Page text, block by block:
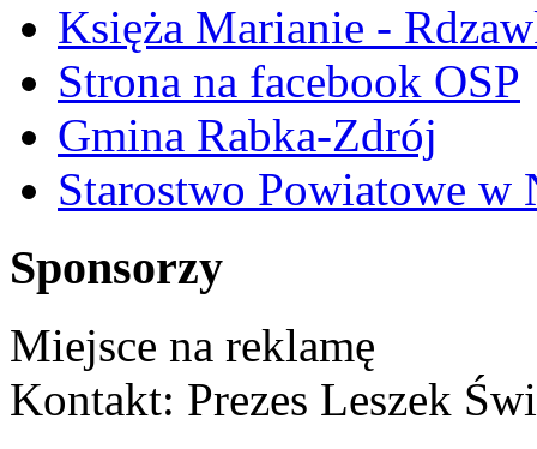
Księża Marianie -
Strona na facebook OSP
Gmina Rabka-Zdrój
Starostwo Powiatowe w
Sponsorzy
Miejsce na reklamę
Kontakt: Prezes Leszek